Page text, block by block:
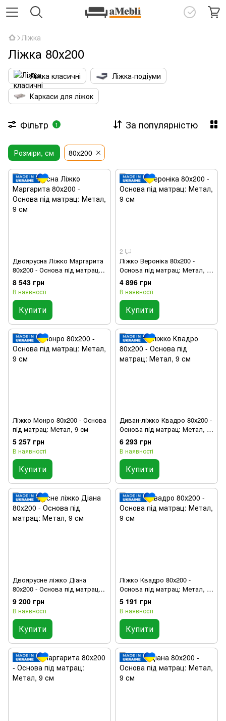
Ліжка
Ліжка 80х200
Ліжка класичні
Ліжка-подіуми
Каркаси для ліжок
Фільтр 1 За популярністю
Розміри, см 80х200
Двоярусна Ліжко Маргарита
80х200 - Основа під матрац:
Метал, 9 см
8 543 грн
В наявності
Купити
2
Ліжко Вероніка 80х200 -
Основа під матрац: Метал, 9
см
4 896 грн
В наявності
Купити
Ліжко Монро 80х200 - Основа
під матрац: Метал, 9 см
5 257 грн
В наявності
Купити
Диван-ліжко Квадро 80х200 -
Основа під матрац: Метал, 9
см
6 293 грн
В наявності
Купити
Двоярусне ліжко Діана
80х200 - Основа під матрац:
Метал, 9 см
9 200 грн
В наявності
Купити
Ліжко Квадро 80х200 -
Основа під матрац: Метал, 9
см
5 191 грн
В наявності
Купити